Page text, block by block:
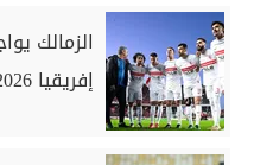
الزمالك
إفريقيا 2026-2027